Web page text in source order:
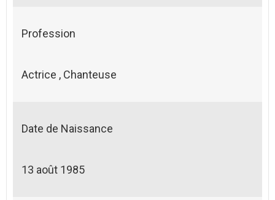
Profession
Actrice , Chanteuse
Date de Naissance
13 août 1985